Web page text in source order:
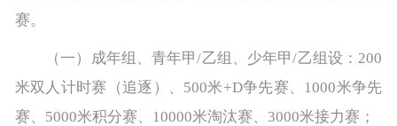
赛。
（一）成年组、青年甲/乙组、少年甲/乙组设：200
米双人计时赛（追逐）、500米+D争先赛、1000米争先
赛、5000米积分赛、10000米淘汰赛、3000米接力赛；